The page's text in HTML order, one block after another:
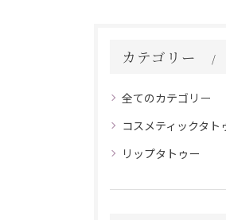
カテゴリー
全てのカテゴリー
コスメティックタト
リップタトゥー